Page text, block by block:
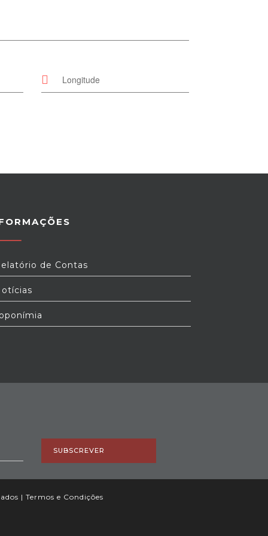
de Contas
SUBSCREVER
| Termos e Condições